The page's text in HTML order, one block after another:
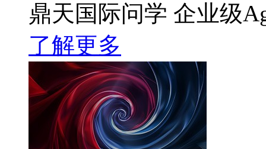
鼎天国际问学 企业级
了解更多